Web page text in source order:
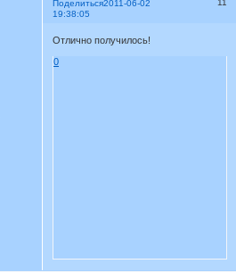
Поделиться 11
2011-06-02
19:38:05
Отлично получилось!
0